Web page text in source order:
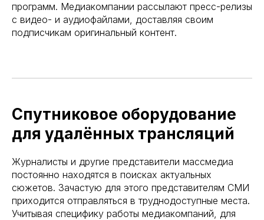
программ. Медиакомпании рассылают пресс-релизы
с видео- и аудиофайлами, доставляя своим
подписчикам оригинальный контент.
Спутниковое оборудование
для удалённых трансляций
Журналисты и другие представители массмедиа
постоянно находятся в поисках актуальных
сюжетов. Зачастую для этого представителям СМИ
приходится отправляться в труднодоступные места.
Учитывая специфику работы медиакомпаний, для